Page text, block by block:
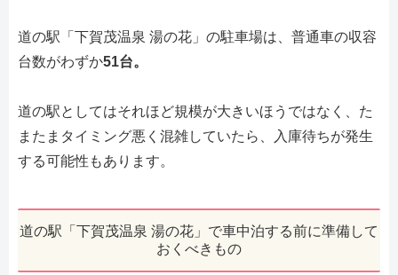
道の駅「下賀茂温泉 湯の花」の駐車場は、普通車の収容
台数がわずか51台。
道の駅としてはそれほど規模が大きいほうではなく、た
またまタイミング悪く混雑していたら、入庫待ちが発生
する可能性もあります。
道の駅「下賀茂温泉 湯の花」で車中泊する前に準備して
おくべきもの